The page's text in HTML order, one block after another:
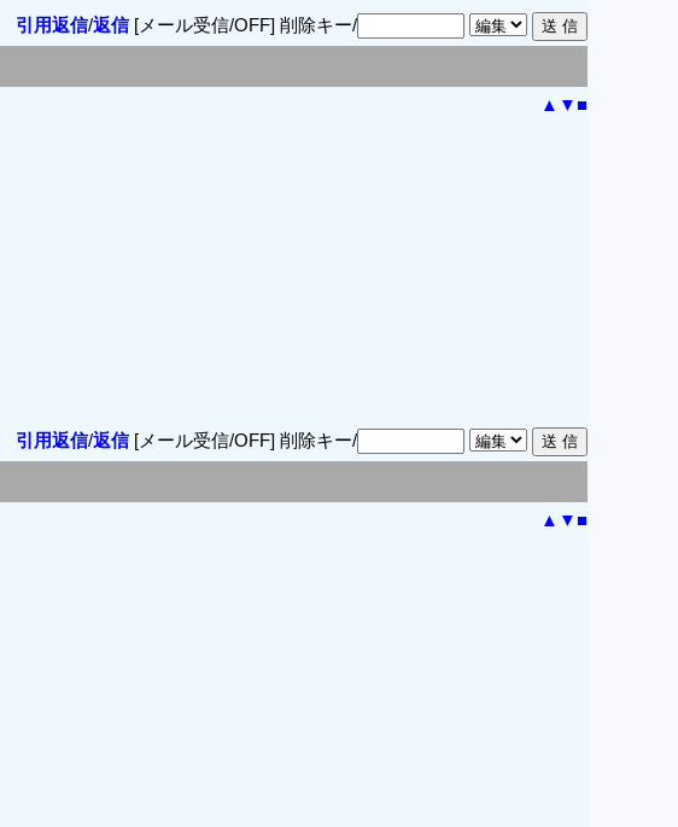
引用返信/返信[メール受信/OFF] 削除キー/
▲ ▼■
引用返信/返信[メール受信/OFF] 削除キー/
▲ ▼■